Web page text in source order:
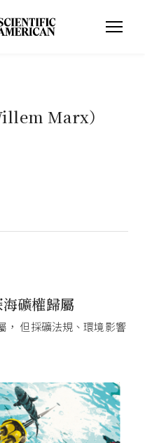
Marx）
礦權歸屬
， 但採礦法規、環境影響